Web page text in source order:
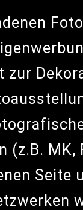
zur
(z.B. MK,
Seite